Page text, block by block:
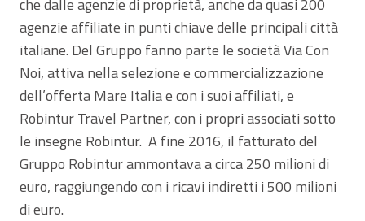
che dalle agenzie di proprietà, anche da quasi 200
agenzie affiliate in punti chiave delle principali città
italiane. Del Gruppo fanno parte le società Via Con
Noi, attiva nella selezione e commercializzazione
dell’offerta Mare Italia e con i suoi affiliati, e
Robintur Travel Partner, con i propri associati sotto
le insegne Robintur. A fine 2016, il fatturato del
Gruppo Robintur ammontava a circa 250 milioni di
euro, raggiungendo con i ricavi indiretti i 500 milioni
di euro.